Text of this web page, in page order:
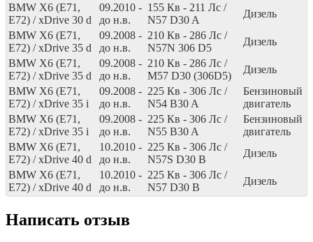
BMW X6 (E71,
E72) / xDrive 30 d
09.2010 -
до н.в.
155 Кв - 211 Лс /
N57 D30 A
Дизель
BMW X6 (E71,
E72) / xDrive 35 d
09.2008 -
до н.в.
210 Кв - 286 Лс /
N57N 306 D5
Дизель
BMW X6 (E71,
E72) / xDrive 35 d
09.2008 -
до н.в.
210 Кв - 286 Лс /
M57 D30 (306D5)
Дизель
BMW X6 (E71,
E72) / xDrive 35 i
09.2008 -
до н.в.
225 Кв - 306 Лс /
N54 B30 A
Бензиновый
двигатель
BMW X6 (E71,
E72) / xDrive 35 i
09.2008 -
до н.в.
225 Кв - 306 Лс /
N55 B30 A
Бензиновый
двигатель
BMW X6 (E71,
E72) / xDrive 40 d
10.2010 -
до н.в.
225 Кв - 306 Лс /
N57S D30 B
Дизель
BMW X6 (E71,
E72) / xDrive 40 d
10.2010 -
до н.в.
225 Кв - 306 Лс /
N57 D30 B
Дизель
Написать отзыв